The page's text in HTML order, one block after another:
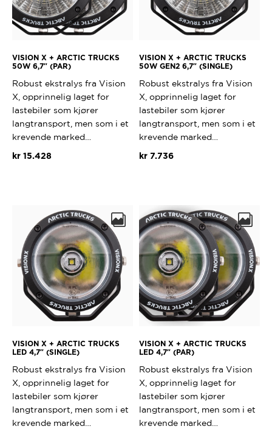
VISION X + ARCTIC TRUCKS
50W 6,7″ (PAR)
Robust ekstralys fra Vision
X, opprinnelig laget for
lastebiler som kjører
langtransport, men som i et
krevende marked…
kr15.428
VISION X + ARCTIC TRUCKS
50W GEN2 6,7″ (SINGLE)
Robust ekstralys fra Vision
X, opprinnelig laget for
lastebiler som kjører
langtransport, men som i et
krevende marked…
kr 7.736
VISION X + ARCTIC TRUCKS
LED 4,7″ (SINGLE)
Robust ekstralys fra Vision
X, opprinnelig laget for
lastebiler som kjører
langtransport, men som i et
krevende marked…
VISION X + ARCTIC TRUCKS
LED 4,7″ (PAR)
Robust ekstralys fra Vision
X, opprinnelig laget for
lastebiler som kjører
langtransport, men som i et
krevende marked…